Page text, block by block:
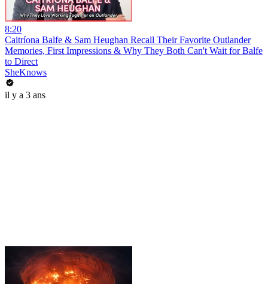
8:20
Caitríona Balfe & Sam Heughan Recall Their Favorite Outlander
Memories, First Impressions & Why They Both Can't Wait for Balfe
to Direct
SheKnows
il y a 3 ans